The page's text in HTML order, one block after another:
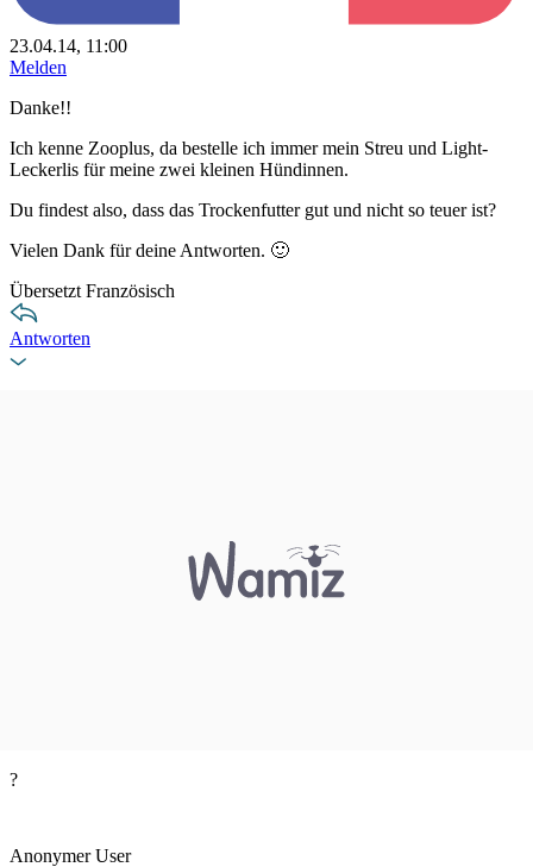
23.04.14, 11:00
Melden
Danke!!
Ich kenne Zooplus, da bestelle ich immer mein Streu und Light-
Leckerlis für meine zwei kleinen Hündinnen.
Du findest also, dass das Trockenfutter gut und nicht so teuer ist?
Vielen Dank für deine Antworten. 🙂
Übersetzt Französisch
Antworten
?
Anonymer User